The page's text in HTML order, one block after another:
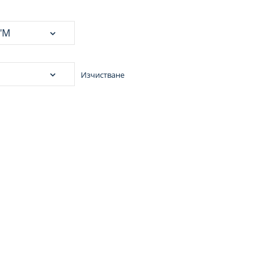
Изчистване